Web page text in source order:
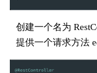
创建一个名为
提供一个请求方法